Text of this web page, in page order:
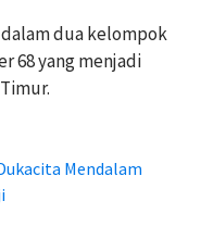
dua kelompok
68 yang menjadi
Mendalam